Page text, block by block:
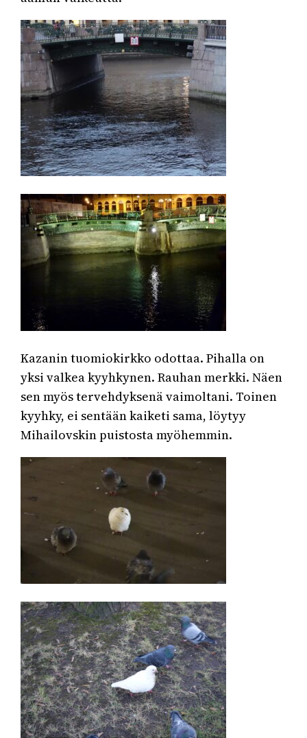
Kazanin tuomiokirkko odottaa. Pihalla on
yksi valkea kyyhkynen. Rauhan merkki. Näen
sen myös tervehdyksenä vaimoltani. Toinen
kyyhky, ei sentään kaiketi sama, löytyy
Mihailovskin puistosta myöhemmin.